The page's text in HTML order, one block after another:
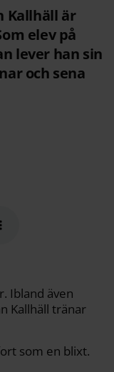
Kallhäll är
elev på
lever han sin
och sena
Ibland även
Kallhäll tränar
som en blixt.